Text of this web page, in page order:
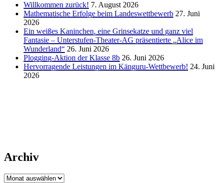
Willkommen zurück! 7. August 2026
Mathematische Erfolge beim Landeswettbewerb 27. Juni
2026
Ein weißes Kaninchen, eine Grinsekatze und ganz viel
Fantasie – Unterstufen-Theater-AG präsentierte „Alice im
Wunderland“ 26. Juni 2026
Plogging-Aktion der Klasse 8b 26. Juni 2026
Hervorragende Leistungen im Känguru-Wettbewerb! 24. Juni
2026
Archiv
Archiv